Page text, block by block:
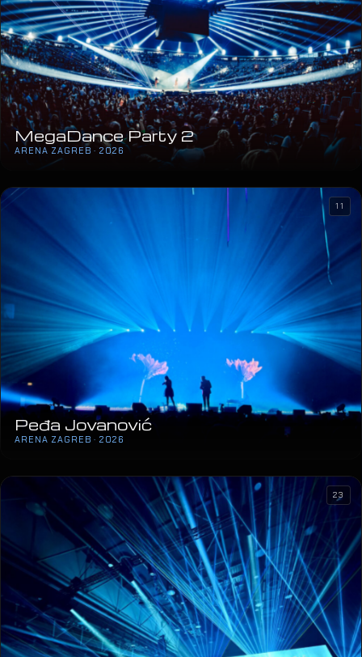
MegaDance Party 2
ARENA ZAGREB · 2026
Peđa Jovanović
ARENA ZAGREB · 2026
11
23